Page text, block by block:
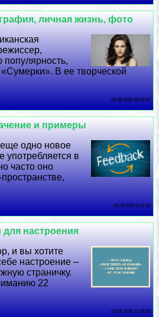
личная жизнь, фото
В ее творческой
05 08 2026 22:49:28
и примеры
одно новое
употрeбляется в
часто оно
04 08 2026 0:12:32
настроения
и вы хотите
настроение –
страничку.
22
03 08 2026 12:39:28